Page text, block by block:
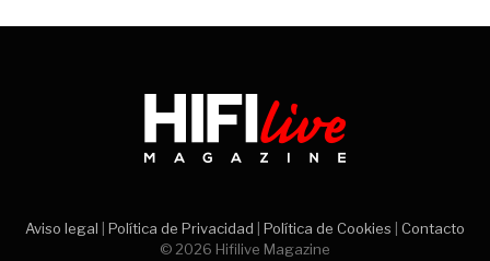
Aviso legal Política de Privacidad Política de Cookies
Contacto
© 2026 Hifilive Magazine